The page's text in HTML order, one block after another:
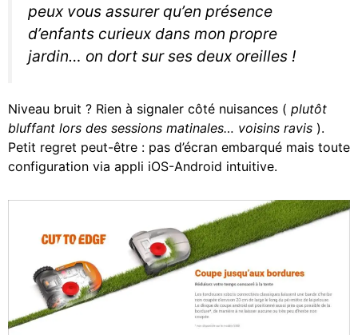
peux vous assurer qu’en présence
d’enfants curieux dans mon propre
jardin… on dort sur ses deux oreilles !
Niveau bruit ? Rien à signaler côté nuisances ( plutôt
bluffant lors des sessions matinales… voisins ravis ).
Petit regret peut-être : pas d’écran embarqué mais toute
configuration via appli iOS-Android intuitive.